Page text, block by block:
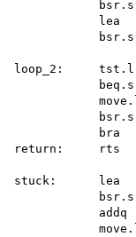
lea
loop_2:
bra
return:     rts
stuck:      lea
addq